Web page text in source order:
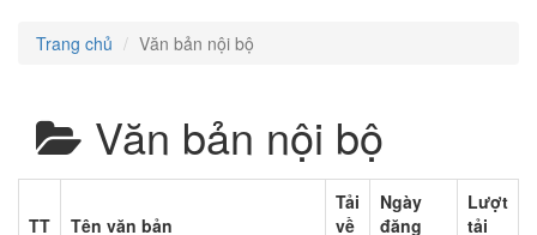
Trang chủ Văn bản nội bộ
Văn bản nội bộ
TT Tên văn bản
Tải
về
Ngày
đăng
Lượt
tải